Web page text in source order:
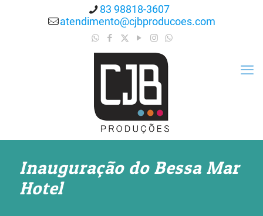
83 98818-3607
atendimento@cjbproducoes.com
Inauguração do Bessa Mar
Hotel